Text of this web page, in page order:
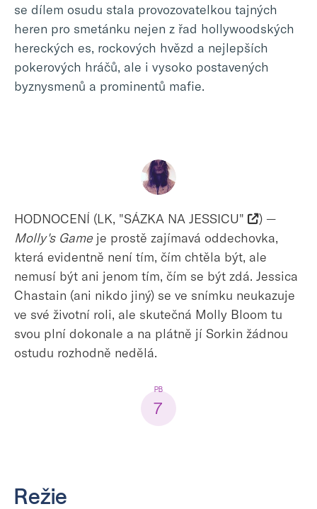
se dílem osudu stala provozovatelkou tajných
heren pro smetánku nejen z řad hollywoodských
hereckých es, rockových hvězd a nejlepších
pokerových hráčů, ale i vysoko postavených
byznysmenů a prominentů mafie.
HODNOCENÍ (LK, "SÁZKA NA JESSICU"
) —
Molly's Game je prostě zajímavá oddechovka,
která evidentně není tím, čím chtěla být, ale
nemusí být ani jenom tím, čím se být zdá. Jessica
Chastain (ani nikdo jiný) se ve snímku neukazuje
ve své životní roli, ale skutečná Molly Bloom tu
svou plní dokonale a na plátně jí Sorkin žádnou
ostudu rozhodně nedělá.
7
Režie